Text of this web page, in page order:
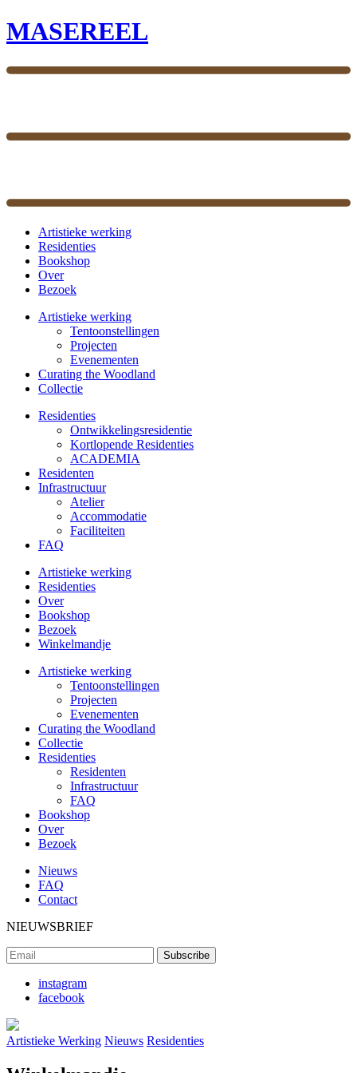
MASEREEL
Artistieke werking
Residenties
Bookshop
Over
Bezoek
Artistieke werking
Tentoonstellingen
Projecten
Evenementen
Curating the Woodland
Collectie
Residenties
Ontwikkelings­residentie
Kortlopende Residenties
ACADEMIA
Residenten
Infrastructuur
Atelier
Accommodatie
Faciliteiten
FAQ
Artistieke werking
Residenties
Over
Bookshop
Bezoek
Winkelmandje
Artistieke werking
Tentoonstellingen
Projecten
Evenementen
Curating the Woodland
Collectie
Residenties
Residenten
Infrastructuur
FAQ
Bookshop
Over
Bezoek
Nieuws
FAQ
Contact
NIEUWSBRIEF
instagram
facebook
Artistieke Werking Nieuws Residenties